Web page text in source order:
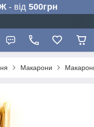
- від 500грн
Макарони